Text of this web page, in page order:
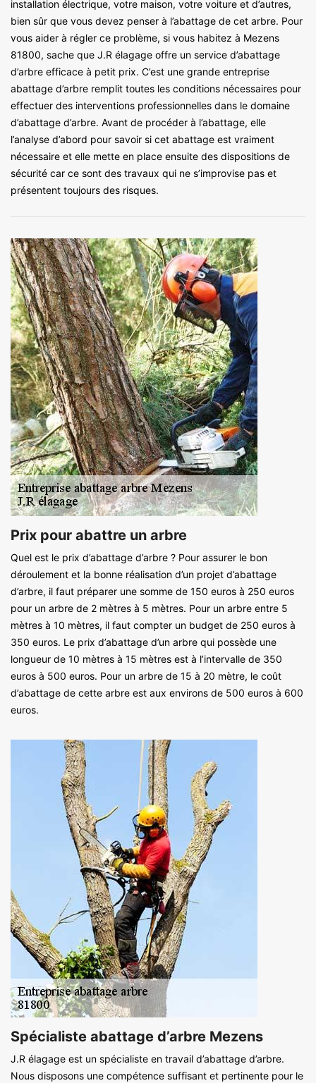
installation électrique, votre maison, votre voiture et d’autres,
bien sûr que vous devez penser à l’abattage de cet arbre. Pour
vous aider à régler ce problème, si vous habitez à Mezens
81800, sache que J.R élagage offre un service d’abattage
d’arbre efficace à petit prix. C’est une grande entreprise
abattage d’arbre remplit toutes les conditions nécessaires pour
effectuer des interventions professionnelles dans le domaine
d’abattage d’arbre. Avant de procéder à l’abattage, elle
l’analyse d’abord pour savoir si cet abattage est vraiment
nécessaire et elle mette en place ensuite des dispositions de
sécurité car ce sont des travaux qui ne s’improvise pas et
présentent toujours des risques.
Prix pour abattre un arbre
Quel est le prix d’abattage d’arbre ? Pour assurer le bon
déroulement et la bonne réalisation d’un projet d’abattage
d’arbre, il faut préparer une somme de 150 euros à 250 euros
pour un arbre de 2 mètres à 5 mètres. Pour un arbre entre 5
mètres à 10 mètres, il faut compter un budget de 250 euros à
350 euros. Le prix d’abattage d’un arbre qui possède une
longueur de 10 mètres à 15 mètres est à l’intervalle de 350
euros à 500 euros. Pour un arbre de 15 à 20 mètre, le coût
d’abattage de cette arbre est aux environs de 500 euros à 600
euros.
Spécialiste abattage d’arbre Mezens
J.R élagage est un spécialiste en travail d’abattage d’arbre.
Nous disposons une compétence suffisant et pertinente pour le